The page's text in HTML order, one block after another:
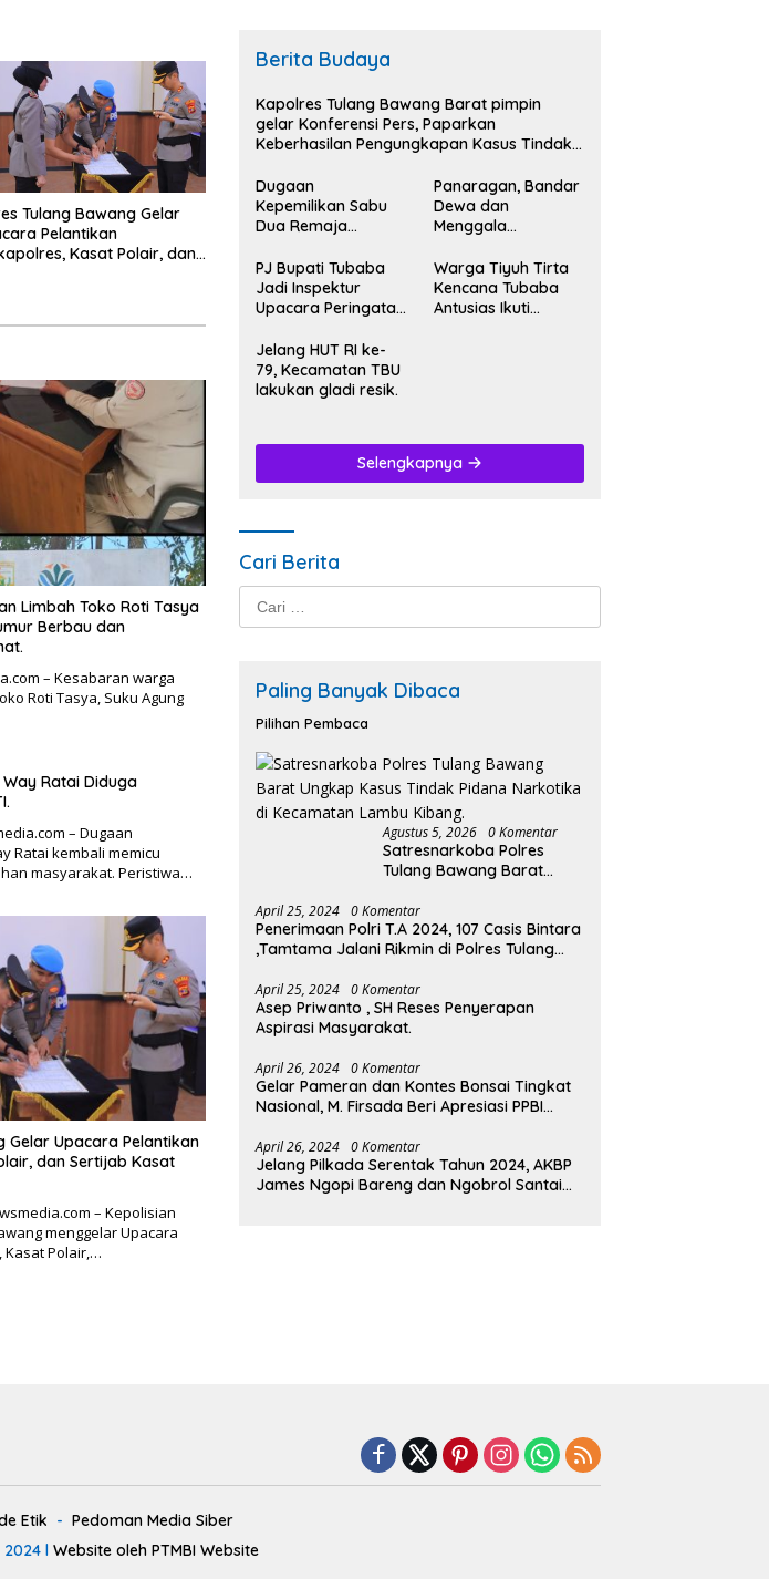
Tulang Bawang Gelar
Pelantikan
Kasat Polair, dan
Limbah Toko Roti Tasya
Berbau dan
– Kesabaran warga
Roti Tasya, Suku Agung
Ratai Diduga
– Dugaan
Ratai kembali memicu
masyarakat. Peristiwa…
Gelar Upacara Pelantikan
dan Sertijab Kasat
– Kepolisian
menggelar Upacara
Kasat Polair,…
Berita Budaya
Kapolres Tulang Bawang Barat pimpin
gelar Konferensi Pers, Paparkan
Keberhasilan Pengungkapan Kasus Tindak
Dugaan
Kepemilikan Sabu
Dua Remaja
Satresnarkoba
Polres Tubaba.
Panaragan, Bandar
Dewa dan
Menggala
Kibarkan Semangat
Kemerdekaan HUT
RI Ke-79.
PJ Bupati Tubaba
Jadi Inspektur
Upacara Peringatan
Warga Tiyuh Tirta
Kencana Tubaba
Antusias Ikuti
Jelang HUT RI ke-
79, Kecamatan TBU
lakukan gladi resik.
Selengkapnya
Cari Berita
Cari
untuk:
Paling Banyak Dibaca
Pilihan Pembaca
Agustus 5, 2026 0 Komentar
Satresnarkoba Polres
Tulang Bawang Barat
Pidana Narkotika di
Kecamatan Lambu Kibang.
April 25, 2024 0 Komentar
Penerimaan Polri T.A 2024, 107 Casis Bintara
,Tamtama Jalani Rikmin di Polres Tulang
April 25, 2024 0 Komentar
Asep Priwanto , SH Reses Penyerapan
Aspirasi Masyarakat.
April 26, 2024 0 Komentar
Gelar Pameran dan Kontes Bonsai Tingkat
Nasional, M. Firsada Beri Apresiasi PPBI
April 26, 2024 0 Komentar
Jelang Pilkada Serentak Tahun 2024, AKBP
James Ngopi Bareng dan Ngobrol Santai
Etik
Pedoman Media Siber
2024 l Website oleh PTMBI Website